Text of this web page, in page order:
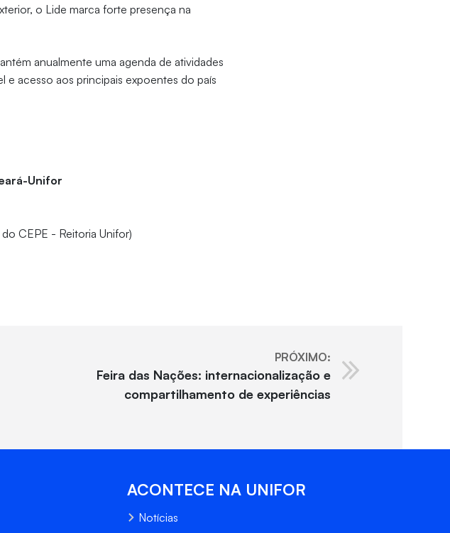
o Lide marca forte presença na
anualmente uma agenda de atividades
acesso aos principais expoentes do país
Unifor
CEPE - Reitoria Unifor)
PRÓXIMO:
Feira das Nações: internacionalização e
compartilhamento de experiências
ACONTECE NA UNIFOR
Notícias